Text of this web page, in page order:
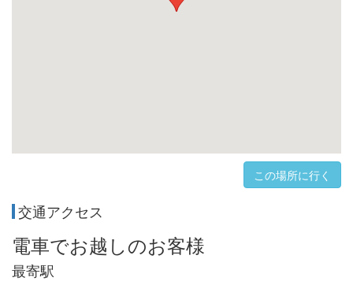
この場所に行く
交通アクセス
電車でお越しのお客様
最寄駅